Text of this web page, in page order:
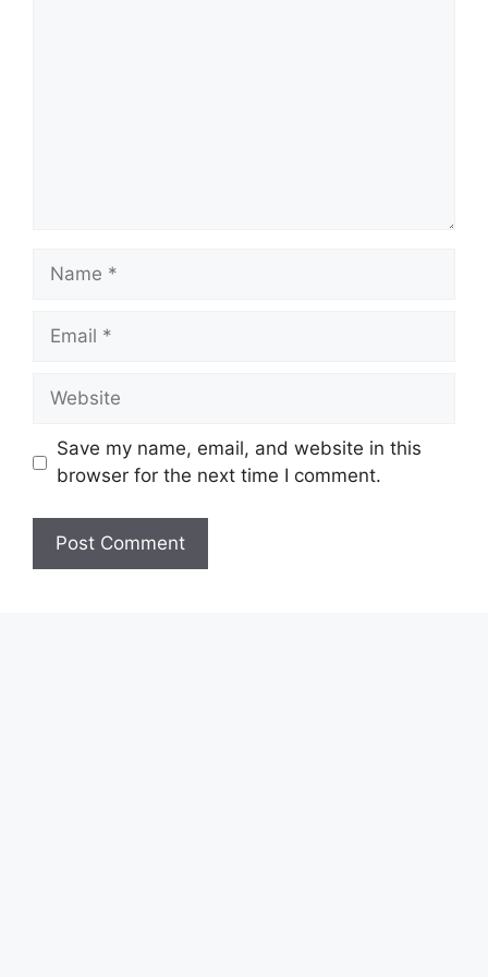
Name
Email
Website
Save my name, email, and website in this
browser for the next time I comment.